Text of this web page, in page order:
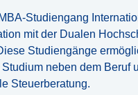
Studiengang
mit der Dualen
Studiengänge
neben dem Beruf
Steuerberatung.